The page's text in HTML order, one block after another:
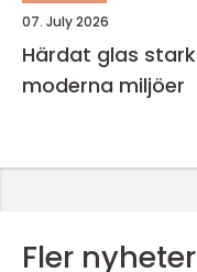
07. July 2026
Härdat glas starkt, säkert och flexibelt i
moderna miljöer
Fler nyheter